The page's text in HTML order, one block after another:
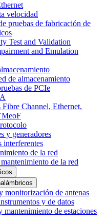
velocidad
pruebas de fabricación de
Test and Validation
and Emulation
de almacenamiento
de PCIe
Fibre Channel, Ethernet,
y generadores
interferentes
de la red
de la red
monitorización de antenas
y de datos
mantenimiento de estaciones